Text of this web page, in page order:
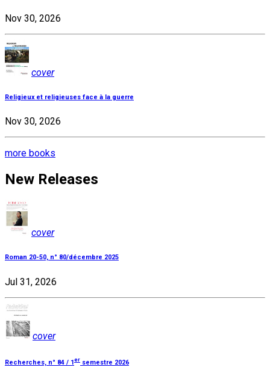
Nov 30, 2026
cover
Religieux et religieuses face à la guerre
Nov 30, 2026
more books
New Releases
cover
Roman 20-50, n° 80/décembre 2025
Jul 31, 2026
cover
Recherches, n° 84 / 1er semestre 2026